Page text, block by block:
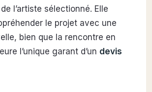
l’artiste sélectionné. Elle
le projet avec une
bien que la rencontre en
l’unique garant d’un devis